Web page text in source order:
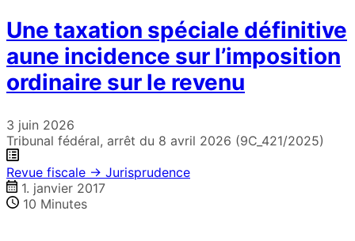
Une taxation spéciale définitive
aune incidence sur l’imposition
ordinaire sur le revenu
3 juin 2026
Tribunal fédéral, arrêt du 8 avril 2026 (9C_421/2025)
Revue fiscale → Jurisprudence
1. janvier 2017
10 Minutes